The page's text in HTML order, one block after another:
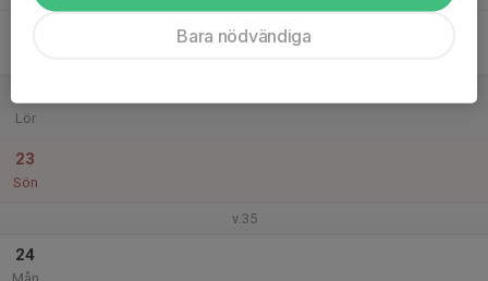
Lör
23
Sön
v.35
24
Bara nödvändiga